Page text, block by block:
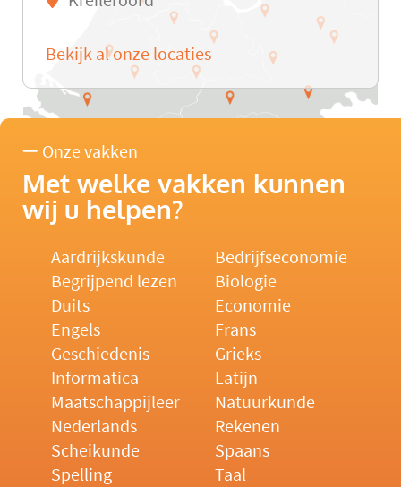
Bekijk al onze locaties
Onze vakken
Met welke vakken kunnen
wij u helpen?
Aardrijkskunde
Bedrijfseconomie
Begrijpend lezen
Biologie
Duits
Economie
Engels
Frans
Geschiedenis
Grieks
Informatica
Latijn
Maatschappijleer
Natuurkunde
Nederlands
Rekenen
Scheikunde
Spaans
Spelling
Taal